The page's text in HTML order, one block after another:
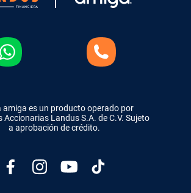
amiga es un producto operado por
Accionarias Landus S.A. de C.V. Sujeto
a aprobación de crédito.